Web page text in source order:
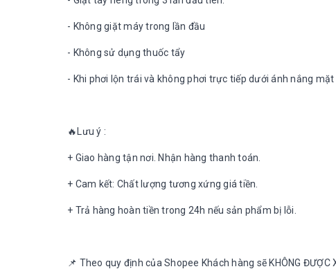
- Không giặt máy trong lần đầu
- Không sử dụng thuốc tẩy
- Khi phơi lộn trái và không phơi trực tiếp dưới ánh nắng mặt
🔥Lưu ý :
+ Giao hàng tận nơi. Nhận hàng thanh toán.
+ Cam kết: Chất lượng tương xứng giá tiền.
+ Trả hàng hoàn tiền trong 24h nếu sản phẩm bị lỗi.
📌 Theo quy định của Shopee Khách hàng sẽ KHÔNG